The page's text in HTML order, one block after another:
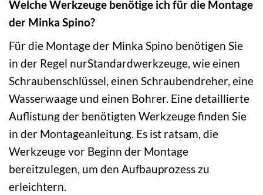
Welche Werkzeuge benötige ich für die Montage
der Minka Spino?
Für die Montage der Minka Spino benötigen Sie
in der Regel nurStandardwerkzeuge, wie einen
Schraubenschlüssel, einen Schraubendreher, eine
Wasserwaage und einen Bohrer. Eine detaillierte
Auflistung der benötigten Werkzeuge finden Sie
in der Montageanleitung. Es ist ratsam, die
Werkzeuge vor Beginn der Montage
bereitzulegen, um den Aufbauprozess zu
erleichtern.